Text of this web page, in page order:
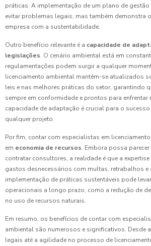
práticas. A implementação de um plano de
evitar problemas legais, mas também demonstra
empresa com a sustentabilidade.
Outro benefício relevante é a capacidade de
legislações. O cenário ambiental está em
regulamentações podem surgir a qualquer
licenciamento ambiental mantêm-se atualizados
leis e nas melhores práticas do setor, garantindo
sempre em conformidade e prontos para
capacidade de adaptação é crucial para o
qualquer projeto.
Por fim, contar com especialistas em
em economia de recursos. Embora possa
contratar consultores, a realidade é que a
gastos desnecessários com multas, retrabalhos
implementação de práticas sustentáveis pode
operacionais a longo prazo, como a redução de
no uso de recursos naturais.
Em resumo, os benefícios de contar com
ambiental são numerosos e significativos. Desde
legais até a agilidade no processo de